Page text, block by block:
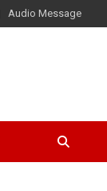
Audio Message